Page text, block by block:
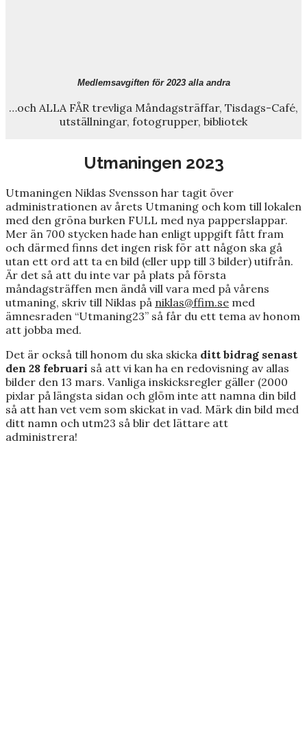
Medlemsavgiften för 2023 alla andra
…och ALLA FÅR trevliga Måndagsträffar, Tisdags-Café,
utställningar, fotogrupper, bibliotek
Utmaningen 2023
Utmaningen Niklas Svensson har tagit över
administrationen av årets Utmaning och kom till lokalen
med den gröna burken FULL med nya papperslappar.
Mer än 700 stycken hade han enligt uppgift fått fram
och därmed finns det ingen risk för att någon ska gå
utan ett ord att ta en bild (eller upp till 3 bilder) utifrån.
Är det så att du inte var på plats på första
måndagsträffen men ändå vill vara med på vårens
utmaning, skriv till Niklas på niklas@ffim.se med
ämnesraden “Utmaning23” så får du ett tema av honom
att jobba med.
Det är också till honom du ska skicka ditt bidrag senast
den 28 februari så att vi kan ha en redovisning av allas
bilder den 13 mars. Vanliga inskicksregler gäller (2000
pixlar på längsta sidan och glöm inte att namna din bild
så att han vet vem som skickat in vad. Märk din bild med
ditt namn och utm23 så blir det lättare att
administrera!